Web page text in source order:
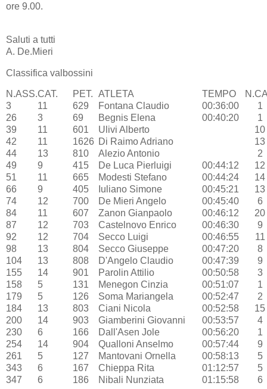
ore 9.00.
Saluti a tutti
A. De.Mieri
Classifica valbossini
N.ASS.CAT. PET. ATLETA TEMPO
3
11 629 Fontana Claudio 00:36:00
1
26
3 69 Begnis Elena 00:40:20
1
39
11 601 Ulivi Alberto
10
42
11 1626 Di Raimo Adriano
13
44
13 810 Alezio Antonio
2
49
9 415 De Luca Pierluigi 00:44:12
12
51
11 665 Modesti Stefano 00:44:24
14
66
9 405 Iuliano Simone 00:45:21
13
74
12 700 De Mieri Angelo 00:45:40
6
84
11 607 Zanon Gianpaolo 00:46:12
20
87
12 703 Castelnovo Enrico 00:46:30
9
92
12 704 Secco Luigi 00:46:55
11
98
13 804 Secco Giuseppe 00:47:20
8
104
13 808 D'Angelo Claudio 00:47:39
9
155
14 901 Parolin Attilio 00:50:58
3
158
5 131 Menegon Cinzia 00:51:07
1
179
5 126 Soma Mariangela 00:52:47
2
184
13 803 Ciani Nicola 00:52:58
15
200
14 903 Giamberini Giovanni 00:53:57
4
230
6 166 Dall'Asen Jole 00:56:20
1
254
14 904 Qualloni Anselmo 00:57:44
9
261
5 127 Mantovani Ornella 00:58:13
5
343
6 167 Chieppa Rita 01:12:57
5
347
6 186 Nibali Nunziata 01:15:58 6